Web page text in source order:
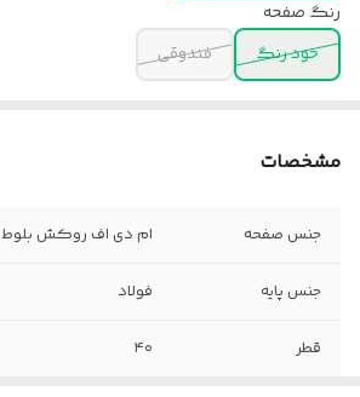
رنگ صفحه
خود رنگ
فندوقی
مشخصات
جنس صفحه ام دی اف روکش بلوط
جنس پایه فولاد
قطر ۴۰